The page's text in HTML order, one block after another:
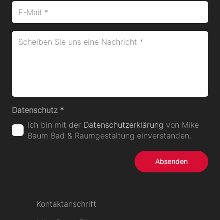
Datenschutz *
Ich bin mit der Datenschutzerklärung von Mike
Baum Bad & Raumgestaltung einverstanden.
Absenden
Kontaktanschrift